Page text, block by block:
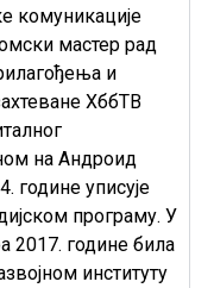
комуникације
мастер рад
и
ХббТВ
на Андроид
године уписује
програму. У
2017. године била
институту